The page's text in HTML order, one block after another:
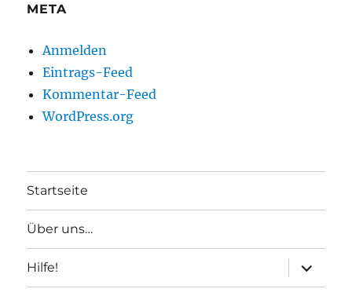
META
Anmelden
Eintrags-Feed
Kommentar-Feed
WordPress.org
Startseite
Über uns…
Hilfe!
anzeigen